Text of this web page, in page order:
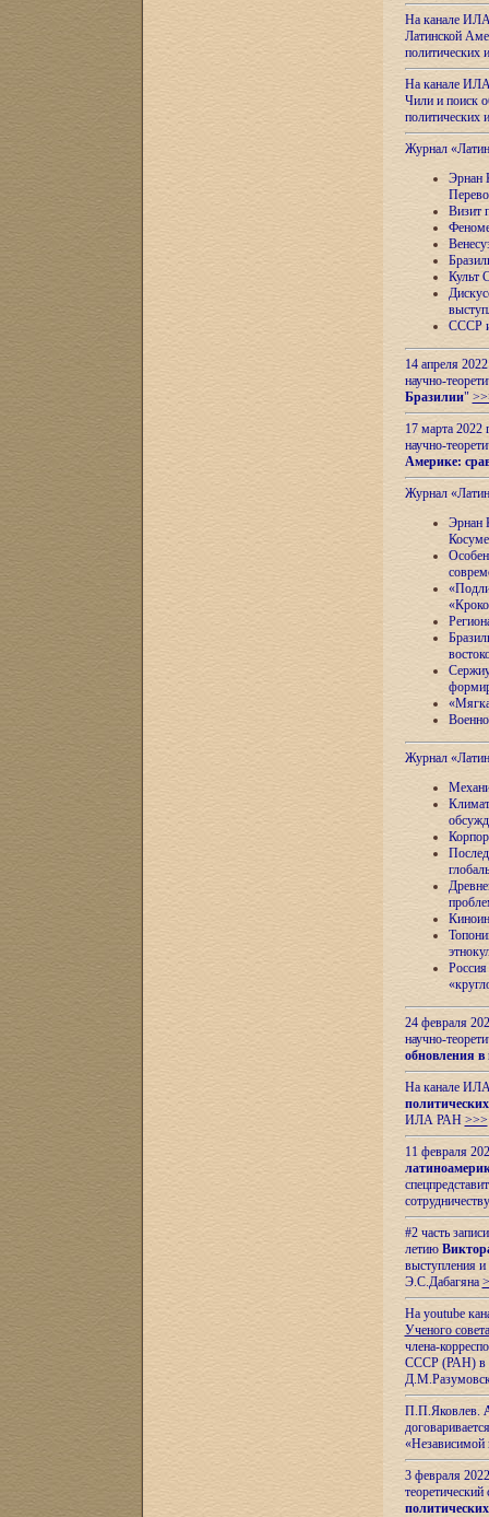
На канале
Латинской
На канале
Чили и поиск
Журнал
Эрнан
Визит
Культ
СССР и
14 апреля
научно-
Бразилии"
17 марта 2022
научно-
Америке:
Журнал
Эрнан
Журнал
24 февраля
научно-
обновления в
На канале
ИЛА РАН >>>
11 февраля
#2 часть
летию
выступления
Э.С.Дабагяна
На youtube
Ученого
члена-
СССР (РАН) в
П.П.Яковлев.
«Независимой
3 февраля
теоретический